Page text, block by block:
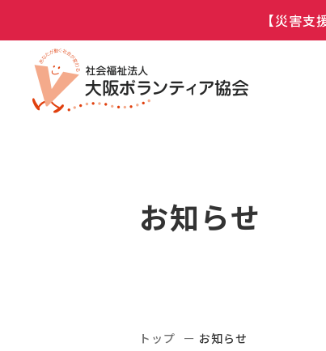
【災害
お知らせ
トップ お知らせ